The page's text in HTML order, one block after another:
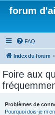
forum
FAQ
Index du forum
Foire aux
Problèmes de
Pourquoi dois-je